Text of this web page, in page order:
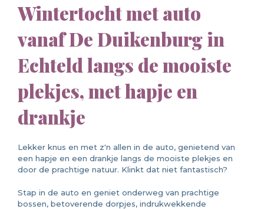
Wintertocht met auto
vanaf De Duikenburg in
Echteld langs de mooiste
plekjes, met hapje en
drankje
Lekker knus en met z'n allen in de auto, genietend van
een hapje en een drankje langs de mooiste plekjes en
door de prachtige natuur. Klinkt dat niet fantastisch?
Stap in de auto en geniet onderweg van prachtige
bossen, betoverende dorpjes, indrukwekkende